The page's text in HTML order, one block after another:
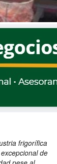
frigorífica
de